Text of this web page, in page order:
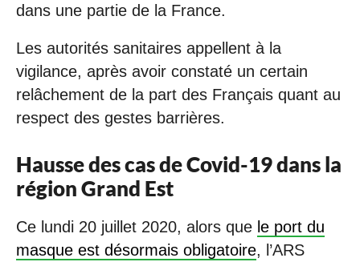
dans une partie de la France.
Les autorités sanitaires appellent à la
vigilance, après avoir constaté un certain
relâchement de la part des Français quant au
respect des gestes barrières.
Hausse des cas de Covid-19 dans la
région Grand Est
Ce lundi 20 juillet 2020, alors que le port du
masque est désormais obligatoire, l’ARS